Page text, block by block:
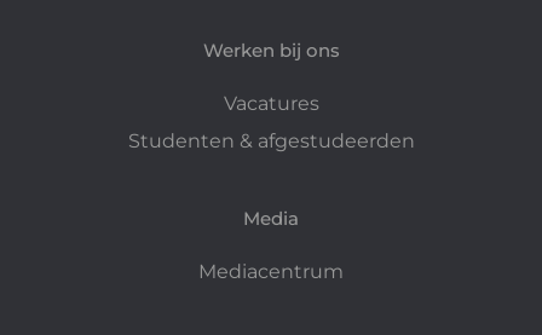
Werken bij ons
Vacatures
Studenten & afgestudeerden
Media
Mediacentrum